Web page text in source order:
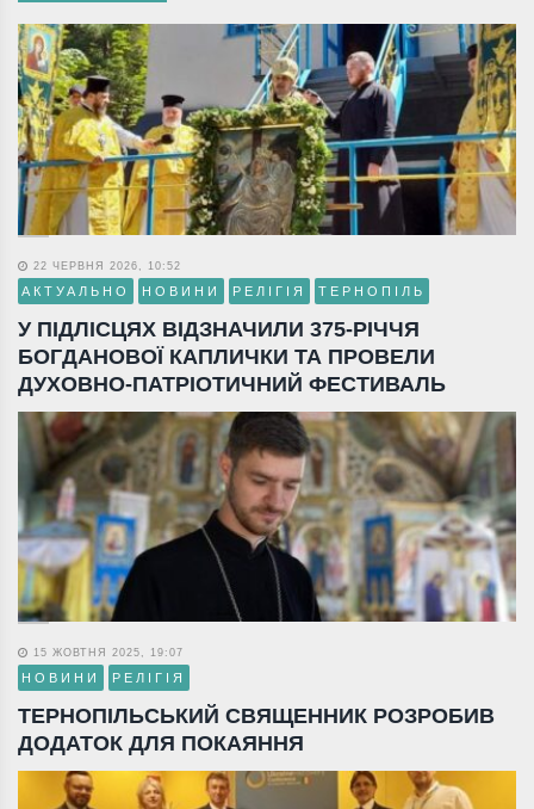
22 ЧЕРВНЯ 2026, 10:52
АКТУАЛЬНО НОВИНИ РЕЛІГІЯ ТЕРНОПІЛЬ
У ПІДЛІСЦЯХ ВІДЗНАЧИЛИ 375-РІЧЧЯ
БОГДАНОВОЇ КАПЛИЧКИ ТА ПРОВЕЛИ
ДУХОВНО-ПАТРІОТИЧНИЙ ФЕСТИВАЛЬ
15 ЖОВТНЯ 2025, 19:07
НОВИНИ РЕЛІГІЯ
ТЕРНОПІЛЬСЬКИЙ СВЯЩЕННИК РОЗРОБИВ
ДОДАТОК ДЛЯ ПОКАЯННЯ